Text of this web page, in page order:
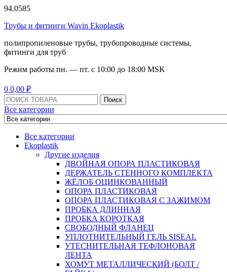
94.0585
Трубы и фитинги Wavin Ekoplastik
полипропиленовые трубы, трубопроводные системы,
фитинги для труб
Режим работы пн. — пт. с 10:00 до 18:00 MSK
0 0,00 ₽
Поиск:
Поиск
Все категории
Все категории
Ekoplastik
Другие изделия
ДВОЙНАЯ ОПОРА ПЛАСТИКОВАЯ
ДЕРЖАТЕЛЬ СТЕННОГО КОМПЛЕКТА
ЖЁЛОБ ОЦИНКОВАННЫЙ
ОПОРА ПЛАСТИКОВАЯ
ОПОРА ПЛАСТИКОВАЯ С ЗАЖИМОМ
ПРОБКА ДЛИННАЯ
ПРОБКА КОРОТКАЯ
СВОБОДНЫЙ ФЛАНЕЦ
УПЛОТНИТЕЛЬНЫЙ ГЕЛЬ SISEAL
УТЕСНИТЕЛЬНАЯ ТЕФЛОНОВАЯ
ЛЕНТА
ХОМУТ МЕТАЛЛИЧЕСКИЙ (БОЛТ /